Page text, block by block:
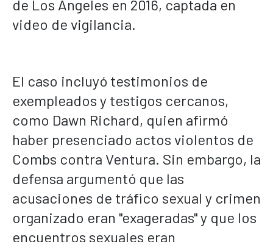
de Los Ángeles en 2016, captada en
video de vigilancia.
El caso incluyó testimonios de
exempleados y testigos cercanos,
como Dawn Richard, quien afirmó
haber presenciado actos violentos de
Combs contra Ventura. Sin embargo, la
defensa argumentó que las
acusaciones de tráfico sexual y crimen
organizado eran "exageradas" y que los
encuentros sexuales eran